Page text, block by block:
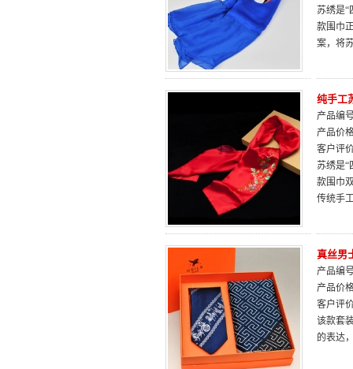
苏绣是
款围巾
案，将
纯手工
产品编
产品价
客户评
苏绣是
款围巾
传统手
真丝男
产品编
产品价
客户评
该款套
的表达